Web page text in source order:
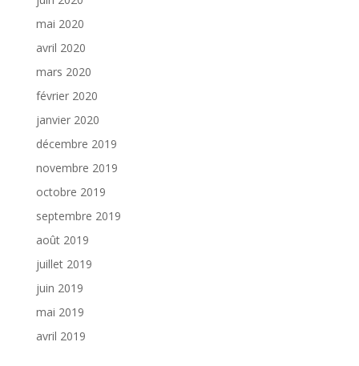
mai 2020
avril 2020
mars 2020
février 2020
janvier 2020
décembre 2019
novembre 2019
octobre 2019
septembre 2019
août 2019
juillet 2019
juin 2019
mai 2019
avril 2019